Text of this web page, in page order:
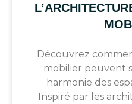
Découvrez
mobilier peuvent
harmonie des
Inspiré par les